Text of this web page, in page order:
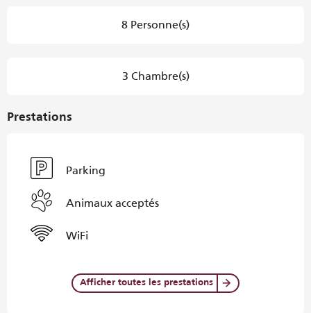
8 Personne(s)
3 Chambre(s)
Prestations
Parking
Animaux acceptés
WiFi
Afficher toutes les prestations